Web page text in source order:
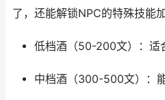
了，还能解锁NPC的特殊技能加
低档酒（50-200文）：适
中档酒（300-500文）：